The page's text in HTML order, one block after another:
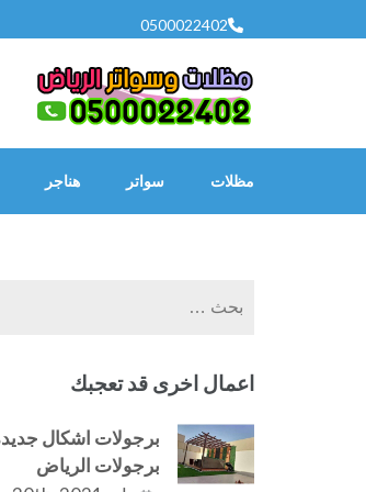
إلى
0500022402
مظلات سواتر هناجر
اعمال اخرى قد تعجبك
برجولات الرياض